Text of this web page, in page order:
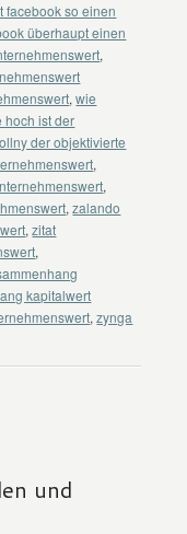
facebook so einen
überhaupt einen
,
,wie
hoch ist der
der objektivierte
,
,
,zalando
,zitat
,
kapitalwert
,zynga
und